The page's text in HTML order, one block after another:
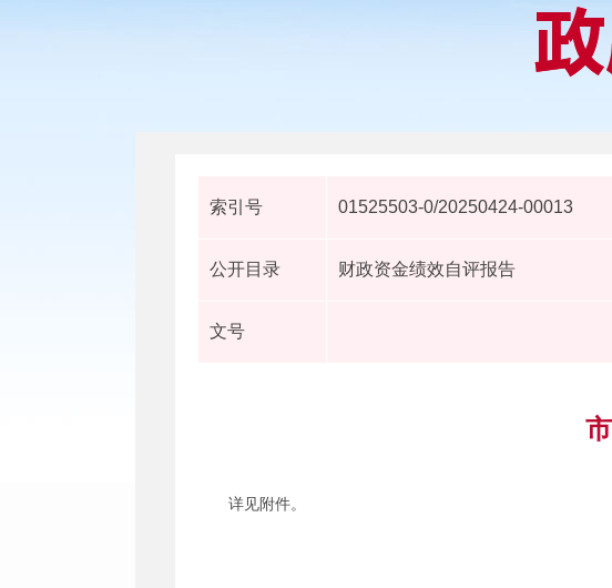
索引号 01525503-0/20250424-00013
公开目录 财政资金绩效自评报告
文号
详见附件。